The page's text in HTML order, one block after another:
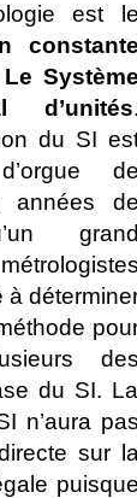
est
d’unités
du SI
années
à
du SI.
n’aura
sur